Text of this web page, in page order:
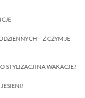
– Z CZYM JE
STYLIZACJI NA WAKACJE!